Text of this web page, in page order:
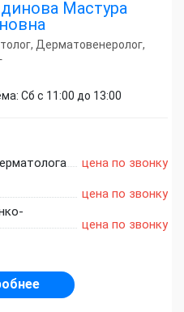
Мастура
Дерматовенеролог,
Сб с 11:00 до 13:00
цена по звонку
цена по звонку
цена по звонку